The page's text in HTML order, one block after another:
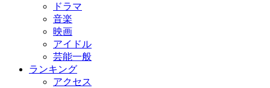
ドラマ
音楽
映画
アイドル
芸能一般
ランキング
アクセス